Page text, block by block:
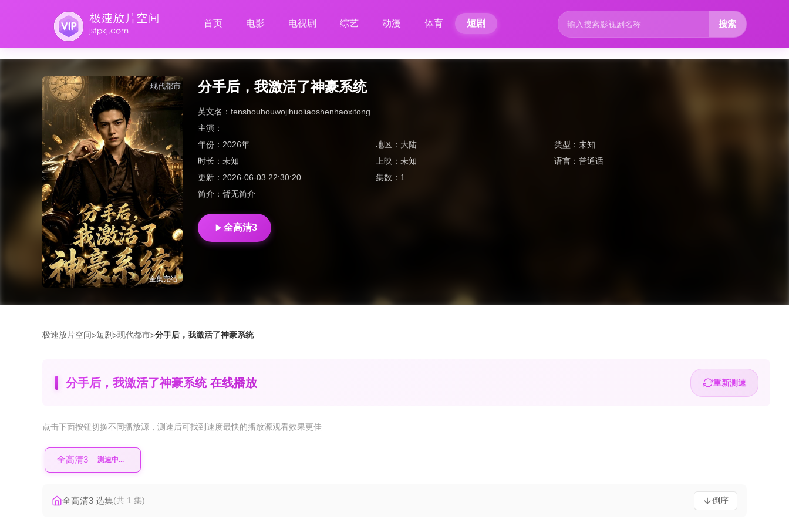
首页 电影 电视剧 综艺 动漫 体育 短剧 搜索
现代都市
全集完结
分手后，我激活了神豪系统
英文名： fenshouhouwojihuoliaoshenhaoxitong
主演：
年份： 2026年 地区： 大陆 类型： 未知
时长： 未知 上映：未知 语言： 普通话
更新： 2026-06-03 22:30:20 集数： 1
简介： 暂无简介
全高清3
极速放片空间>短剧>现代都市>分手后，我激活了神豪系统
分手后，我激活了神豪系统 在线播放 重新测速
点击下面按钮切换不同播放源 ，测速后可找到速度最快的播放源观看效果更佳
全高清3 测速失败
全高清3 选集(共 1 集) 倒序